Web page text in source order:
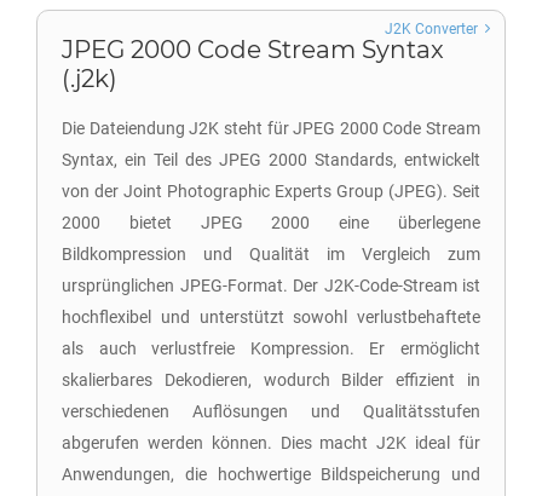
JPEG 2000 Code Stream Syntax
(.j2k)
Die Dateiendung J2K steht für JPEG 2000 Code Stream
Syntax, ein Teil des JPEG 2000 Standards, entwickelt
von der Joint Photographic Experts Group (JPEG). Seit
2000 bietet JPEG 2000 eine überlegene
Bildkompression und Qualität im Vergleich zum
ursprünglichen JPEG-Format. Der J2K-Code-Stream ist
hochflexibel und unterstützt sowohl verlustbehaftete
als auch verlustfreie Kompression. Er ermöglicht
skalierbares Dekodieren, wodurch Bilder effizient in
verschiedenen Auflösungen und Qualitätsstufen
abgerufen werden können. Dies macht J2K ideal für
Anwendungen, die hochwertige Bildspeicherung und
J2K Converter